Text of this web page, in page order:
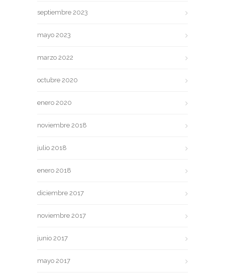
septiembre 2023
mayo 2023
marzo 2022
octubre 2020
enero 2020
noviembre 2018
julio 2018
enero 2018
diciembre 2017
noviembre 2017
junio 2017
mayo 2017